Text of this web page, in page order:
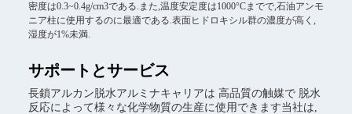
密度は0.3~0.4g/cm3である.また,温度安定度は1000°Cまでで,石油アンモ
ニア柱に使用するのに最適である.表面ヒドロキシル群の濃度が高く,
湿度が1%未満.
サポートとサービス
長鎖アルカン脱水アルミナキャリアは 高品質の触媒で 脱水
反応によって様々な化学物質の生産に使用できます当社は,